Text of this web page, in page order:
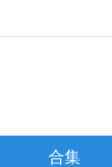
合集